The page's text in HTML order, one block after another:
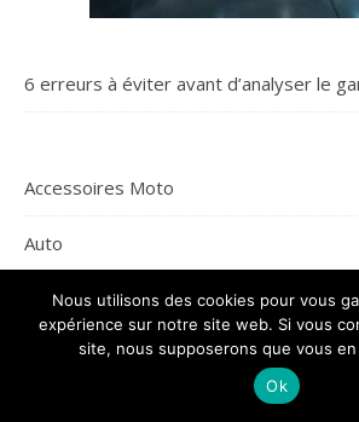
6 erreurs à éviter avant d’analyser le
Accessoires Moto
Auto
Moto
Transport
Nous utilisons des cookies pour vous
expérience sur notre site web. Si vous
site, nous supposerons que vous
Ok